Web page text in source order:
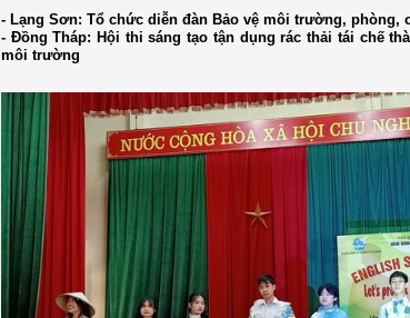
- Lạng Sơn: Tổ chức diễn đàn Bảo vệ môi trường, phòng,
- Đồng Tháp: Hội thi sáng tạo tận dụng rác thải tái chế
môi trường